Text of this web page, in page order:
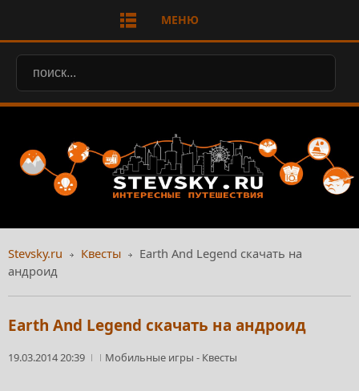
МЕНЮ
Stevsky.ru Квесты
Earth And Legend скачать на
андроид
Earth And Legend скачать на андроид
19.03.2014 20:39 Мобильные игры - Квесты